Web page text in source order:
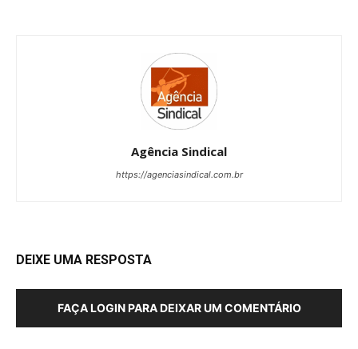
Agência Sindical
https://agenciasindical.com.br
DEIXE UMA RESPOSTA
FAÇA LOGIN PARA DEIXAR UM COMENTÁRIO